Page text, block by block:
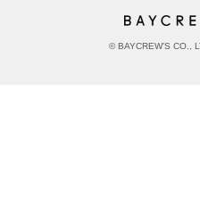
© BAYCREW’S CO.,